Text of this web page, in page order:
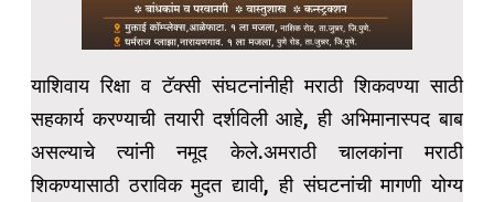
याशिवाय रिक्षा व टॅक्सी संघटनांनीही मराठी शिकवण्या साठी
सहकार्य करण्याची तयारी दर्शविली आहे, ही अभिमानास्पद बाब
असल्याचे त्यांनी नमूद केले.अमराठी चालकांना मराठी
शिकण्यासाठी ठराविक मुदत द्यावी, ही संघटनांची मागणी योग्य